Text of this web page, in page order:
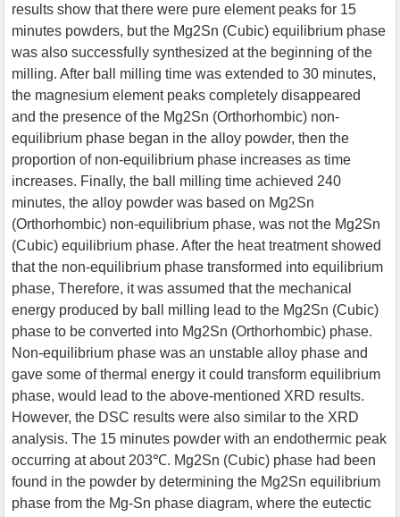
results show that there were pure element peaks for 15
minutes powders, but the Mg2Sn (Cubic) equilibrium phase
was also successfully synthesized at the beginning of the
milling. After ball milling time was extended to 30 minutes,
the magnesium element peaks completely disappeared
and the presence of the Mg2Sn (Orthorhombic) non-
equilibrium phase began in the alloy powder, then the
proportion of non-equilibrium phase increases as time
increases. Finally, the ball milling time achieved 240
minutes, the alloy powder was based on Mg2Sn
(Orthorhombic) non-equilibrium phase, was not the Mg2Sn
(Cubic) equilibrium phase. After the heat treatment showed
that the non-equilibrium phase transformed into equilibrium
phase, Therefore, it was assumed that the mechanical
energy produced by ball milling lead to the Mg2Sn (Cubic)
phase to be converted into Mg2Sn (Orthorhombic) phase.
Non-equilibrium phase was an unstable alloy phase and
gave some of thermal energy it could transform equilibrium
phase, would lead to the above-mentioned XRD results.
However, the DSC results were also similar to the XRD
analysis. The 15 minutes powder with an endothermic peak
occurring at about 203℃. Mg2Sn (Cubic) phase had been
found in the powder by determining the Mg2Sn equilibrium
phase from the Mg-Sn phase diagram, where the eutectic